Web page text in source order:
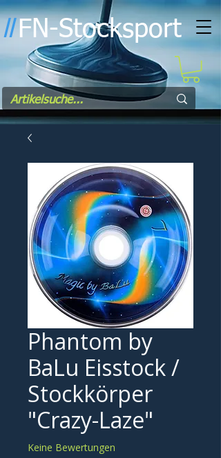
ll FN-Stocksport
Phantom by
BaLu Eisstock /
Stockkörper
"Crazy-Laze"
Keine Bewertungen